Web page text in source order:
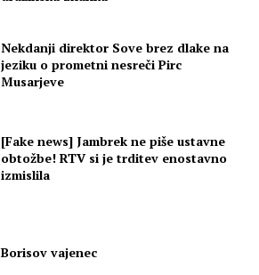
Nekdanji direktor Sove brez dlake na
jeziku o prometni nesreči Pirc
Musarjeve
[Fake news] Jambrek ne piše ustavne
obtožbe! RTV si je trditev enostavno
izmislila
Borisov vajenec